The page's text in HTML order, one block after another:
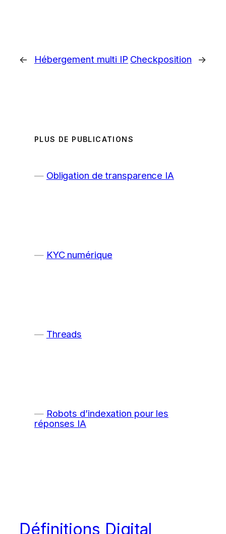
← Hébergement multi IP Checkposition →
PLUS DE PUBLICATIONS
Obligation de transparence IA
KYC numérique
Threads
Robots d’indexation pour les
réponses IA
Définitions Digital